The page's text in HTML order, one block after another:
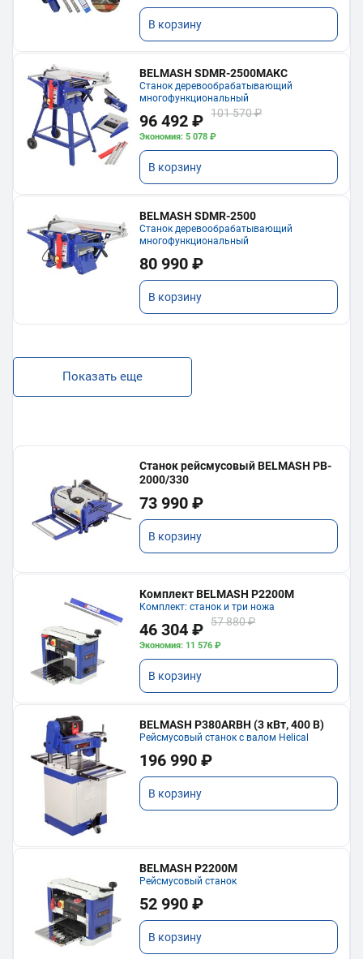
В корзину
BELMASH SDMR-2500МАКС
Станок деревообрабатывающий
многофункциональный
96 492 ₽ 101 570 ₽
Экономия: 5 078 ₽
В корзину
BELMASH SDMR-2500
Станок деревообрабатывающий
многофункциональный
80 990 ₽
В корзину
Показать еще
Станок рейсмусовый BELMASH PB-
2000/330
73 990 ₽
В корзину
Комплект BELMASH P2200M
Комплект: станок и три ножа
46 304 ₽ 57 880 ₽
Экономия: 11 576 ₽
В корзину
BELMASH P380ARBH (3 кВт, 400 В)
Рейсмусовый станок с валом Helical
196 990 ₽
В корзину
BELMASH P2200M
Рейсмусовый станок
52 990 ₽
В корзину